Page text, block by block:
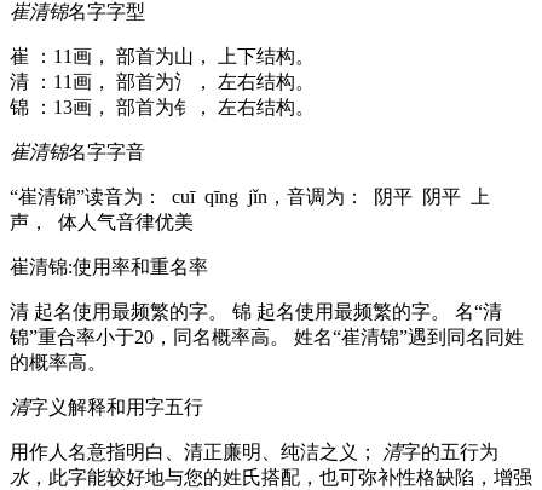
崔清锦名字字型
崔 ：11画， 部首为山， 上下结构。
清 ：11画， 部首为氵， 左右结构。
锦 ：13画， 部首为钅， 左右结构。
崔清锦名字字音
“崔清锦”读音为： cuī qīng jǐn，音调为： 阴平 阴平 上
声， 体人气音律优美
崔清锦:使用率和重名率
清 起名使用最频繁的字。 锦 起名使用最频繁的字。 名“清
锦”重合率小于20，同名概率高。 姓名“崔清锦”遇到同名同姓
的概率高。
清字义解释和用字五行
用作人名意指明白、清正廉明、纯洁之义； 清字的五行为
水，此字能较好地与您的姓氏搭配，也可弥补性格缺陷，增强